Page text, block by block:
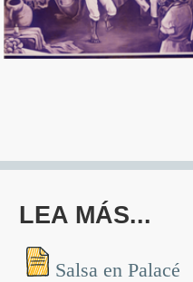
LEA MÁS...
Salsa en Palacé
Ingresar